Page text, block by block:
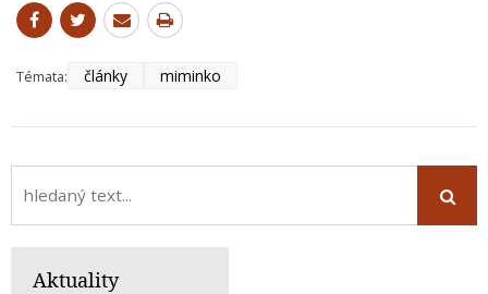
Témata: články miminko
Aktuality